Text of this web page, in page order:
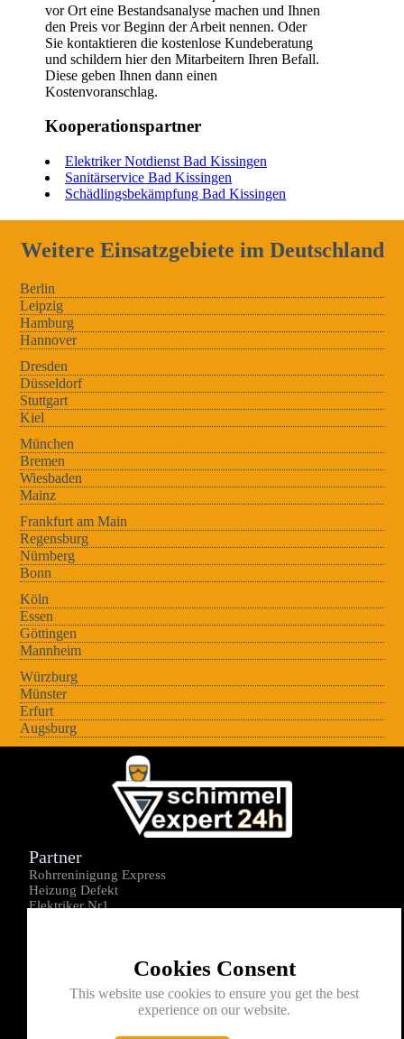
vor Ort eine Bestandsanalyse machen und Ihnen
den Preis vor Beginn der Arbeit nennen. Oder
Sie kontaktieren die kostenlose Kundeberatung
und schildern hier den Mitarbeitern Ihren Befall.
Diese geben Ihnen dann einen
Kostenvoranschlag.
Kooperationspartner
Elektriker Notdienst Bad Kissingen
Sanitärservice Bad Kissingen
Schädlingsbekämpfung Bad Kissingen
Weitere Einsatzgebiete im Deutschland
Berlin
Leipzig
Hamburg
Hannover
Dresden
Düsseldorf
Stuttgart
Kiel
München
Bremen
Wiesbaden
Mainz
Frankfurt am Main
Regensburg
Nürnberg
Bonn
Köln
Essen
Göttingen
Mannheim
Würzburg
Münster
Erfurt
Augsburg
Cookies Consent
This website use cookies to ensure you get the best
experience on our website.
Partner
Rohrreninigung Express
Heizung Defekt
Elektriker Nr1
Kontakt